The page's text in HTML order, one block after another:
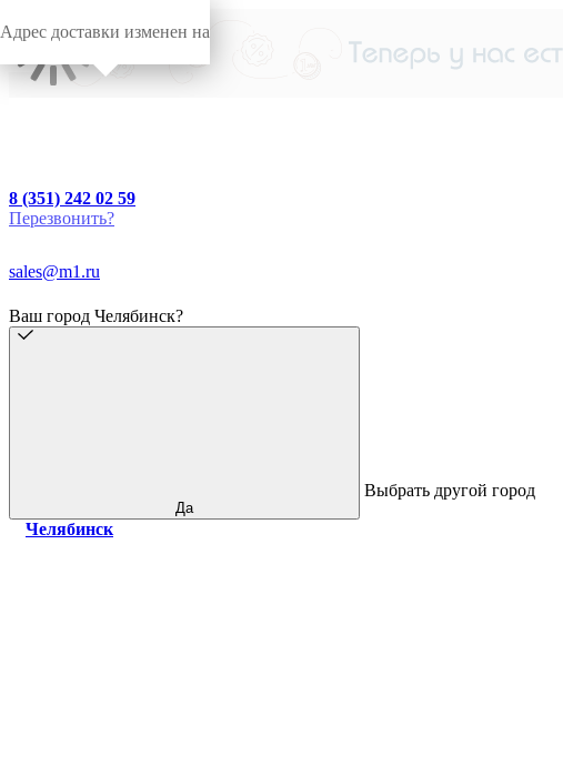
8 (351) 242 02 59
Перезвонить?
sales@m1.ru
Ваш город Челябинск?
Да
Выбрать другой город
Челябинск
Адрес доставки изменен на